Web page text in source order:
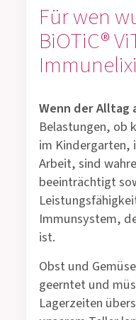
Für wen
BiOTiC®
Wenn der
Belastungen, ob
im Kindergarten,
Arbeit, sind
beeinträchtigt
Immunsystem,
ist.
Obst und
geerntet und
Lagerzeiten